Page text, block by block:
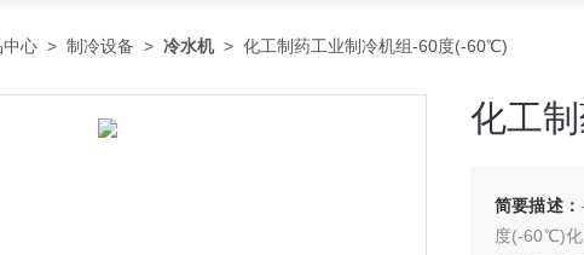
中心 > 制冷设备 > 冷水机> 化工制药工业制冷机组-60度(-60℃)
化工
简要描述：
度(-60℃)化